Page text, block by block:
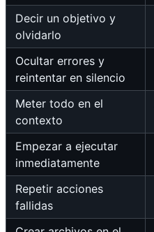
Decir un objetivo y
olvidarlo
Ocultar errores y
reintentar en silencio
Meter todo en el
contexto
Empezar a ejecutar
inmediatamente
Repetir acciones
fallidas